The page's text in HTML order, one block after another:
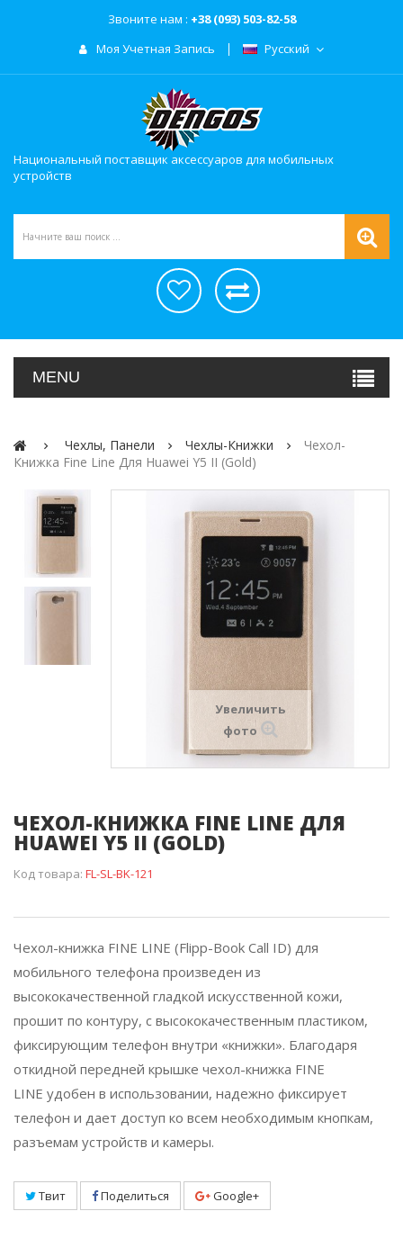
Звоните нам : +38 (093) 503-82-58
Моя Учетная Запись
Русский
Национальный поставщик аксессуаров для мобильных
устройств
MENU
Чехлы, Панели Чехлы-Книжки
Чехол-
Книжка Fine Line Для Huawei Y5 II (gold)
Увеличить
фото
ЧЕХОЛ-КНИЖКА FINE LINE ДЛЯ
HUAWEI Y5 II (GOLD)
Код товара: FL-SL-BK-121
Чехол-книжка FINE LINE (Flipp-Book Call ID) для
мобильного телефона произведен из
высококачественной гладкой искусственной кожи,
прошит по контуру, с высококачественным пластиком,
фиксирующим телефон внутри «книжки». Благодаря
откидной передней крышке чехол-книжка FINE
LINE удобен в использовании, надежно фиксирует
телефон и дает доступ ко всем необходимым кнопкам,
разъемам устройств и камеры.
Твит Поделиться Google+